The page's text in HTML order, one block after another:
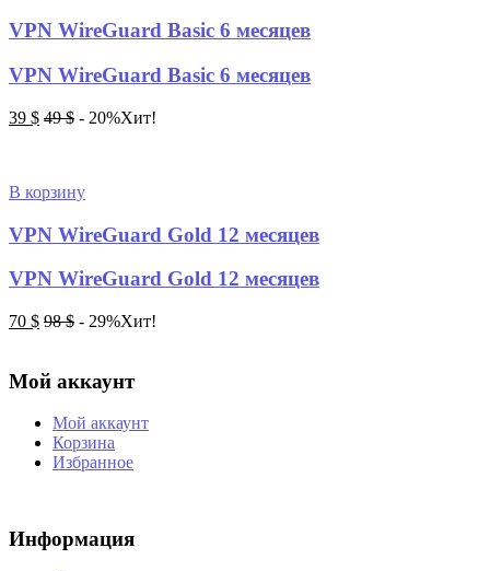
VPN WireGuard Basic 6 месяцев
VPN WireGuard Basic 6 месяцев
39 $ 49$ - 20%Хит!
В корзину
VPN WireGuard Gold 12 месяцев
VPN WireGuard Gold 12 месяцев
70 $ 98$ - 29%Хит!
Мой аккаунт
Мой аккаунт
Корзина
Избранное
Информация